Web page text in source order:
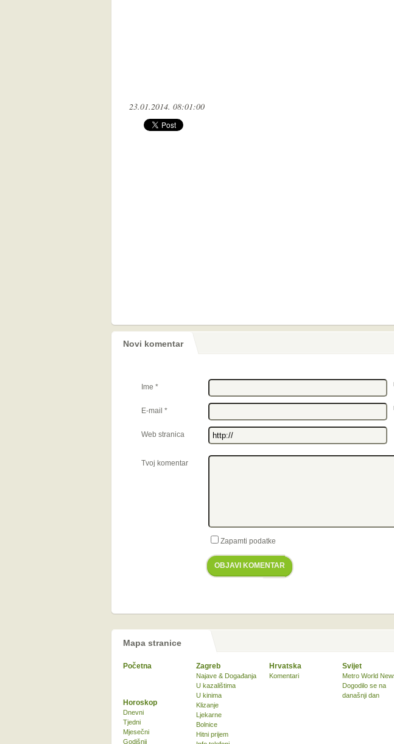
23.01.2014. 08:01:00
Novi komentar
Ime *
E-mail *
Web stranica
Tvoj komentar
Zapamti podatke
OBJAVI KOMENTAR
Mapa stranice
Početna Zagreb
Najave & Događanja
U kazalištima
U kinima
Klizanje
Ljekarne
Bolnice
Hitni prijem
Hrvatska
Komentari
Svijet
Metro World
Dogodilo se na
današnji dan
Horoskop
Dnevni
Tjedni
Mjesečni
Godišnji